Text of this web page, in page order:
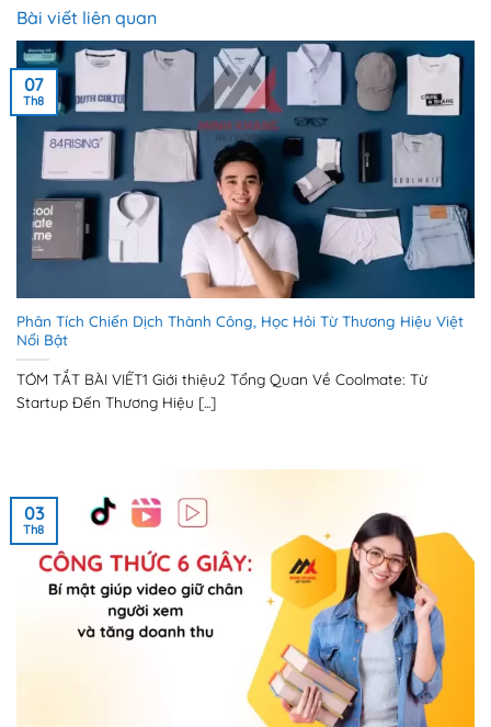
Bài viết liên quan
Phân Tích Chiến Dịch Thành Công, Học Hỏi Từ Thương Hiệu Việt
Nổi Bật
TÓM TẮT BÀI VIẾT1 Giới thiệu2 Tổng Quan Về Coolmate: Từ
Startup Đến Thương Hiệu [...]
07
Th8
03
Th8